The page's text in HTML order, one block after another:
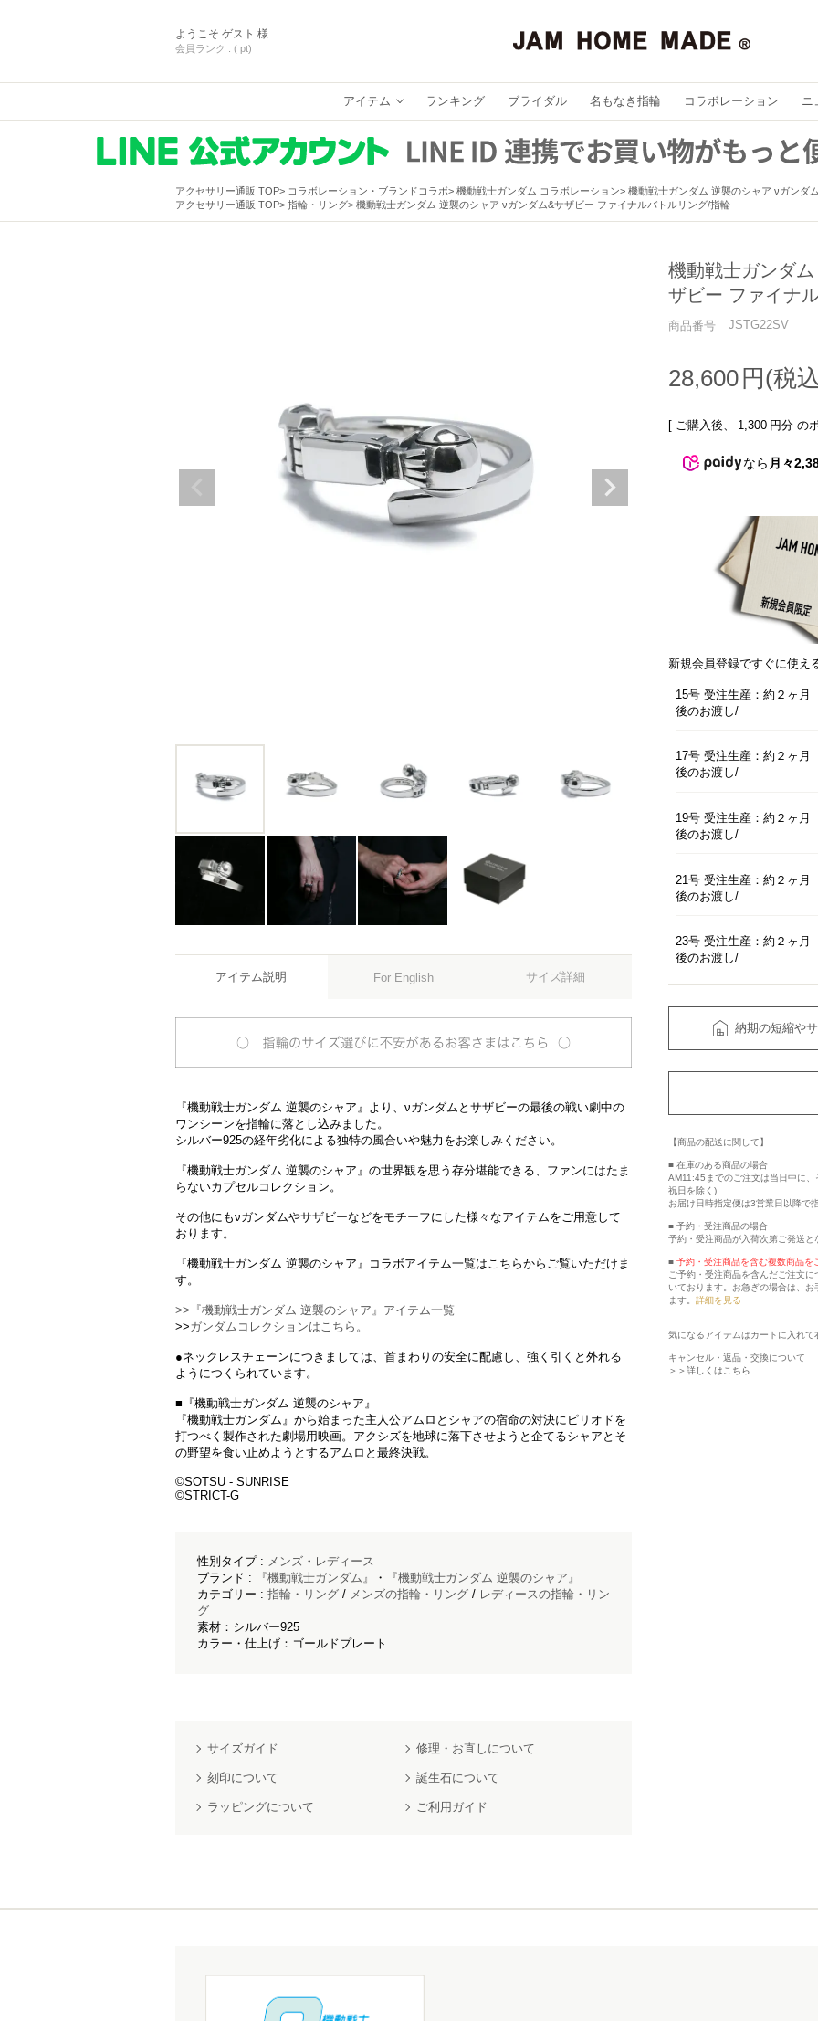
ようこそ ゲスト 様
会員ランク : ( pt)
アイテム ランキング ブライダル 名もなき指輪 コラボレーション ニ
アクセサリー通販 TOP コラボレーション・ブランドコラボ 機動戦士ガンダム コラボレーション
機動戦士ガンダム 逆襲のシャア νガンダ
アクセサリー通販 TOP
指輪・リング 機動戦士ガンダム 逆襲のシャア νガンダム&サザビー ファイナルバトルリング/指輪
アイテム説明 For English サイズ詳細
『機動戦士ガンダム 逆襲のシャア』より、νガンダムとサザビーの最後の戦い劇中の
ワンシーンを指輪に落とし込みました。
シルバー925の経年劣化による独特の風合いや魅力をお楽しみください。
『機動戦士ガンダム 逆襲のシャア』の世界観を思う存分堪能できる、ファンにはたま
らないカプセルコレクション。
その他にもνガンダムやサザビーなどをモチーフにした様々なアイテムをご用意して
おります。
『機動戦士ガンダム 逆襲のシャア』コラボアイテム一覧はこちらからご覧いただけま
す。
>>『機動戦士ガンダム 逆襲のシャア』アイテム一覧
>>ガンダムコレクションはこちら。
●ネックレスチェーンにつきましては、首まわりの安全に配慮し、強く引くと外れる
ようにつくられています。
■『機動戦士ガンダム 逆襲のシャア』
『機動戦士ガンダム』から始まった主人公アムロとシャアの宿命の対決にピリオドを
打つべく製作された劇場用映画。アクシズを地球に落下させようと企てるシャアとそ
の野望を食い止めようとするアムロと最終決戦。
©︎SOTSU - SUNRISE
©︎STRICT-G
性別タイプ : メンズ ・ レディース
ブランド :
『機動戦士ガンダム』 ・
『機動戦士ガンダム 逆襲のシャア』
カテゴリー : 指輪・リング / メンズの指輪・リング / レディースの指輪・リン
グ
素材：シルバー925
カラー・仕上げ：ゴールドプレート
サイズガイド 修理・お直しについて
刻印について 誕生石について
ラッピングについて ご利用ガイド
機動戦士ガンダ
ザビー ファイナ
商品番号 JSTG22SV
28,600
[ ご購入後、 1,300 円分 の
なら 月々
新規会員登録ですぐに使え
15号 受注生産：約２ヶ月
後のお渡し
17号 受注生産：約２ヶ月
後のお渡し
19号 受注生産：約２ヶ月
後のお渡し
21号 受注生産：約２ヶ月
後のお渡し
23号 受注生産：約２ヶ月
後のお渡し
納期の短縮や
【商品の配送に関して】
■ 在庫のある商品の場合
AM11:45までのご注文は当日中に
祝日を除く)
お届け日時指定便は3営業日以降で
■ 予約・受注商品の場合
予約・受注商品が入荷次第ご発送と
■ 予約・受注商品を含む複数商品を
ご予約・受注商品を含んだご注文
いております。お急ぎの場合は、
ます。 詳細を見る
気になるアイテムはカートに入れて
キャンセル・返品・交換について
＞＞詳しくはこちら